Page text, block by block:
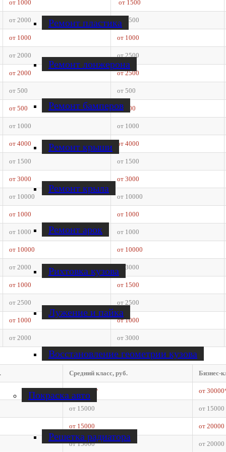
Ремонт пластика
Ремонт лонжерона
Ремонт бамперов
Ремонт крыши
Ремонт крыла
Ремонт арок
Рихтовка кузова
Лужение и пайка
Восстановление геометрии кузова
Покраска авто
Решетка радиатора
от 1000 от 1500
от 2000 от 2500
от 1000 от 1000
от 2000 от 2500
от 2000 от 2500
от 500 от 500
от 500 от 500
от 1000 от 1000
от 4000 от 4000
от 1500 от 1500
от 3000 от 3000
от 10000 от 10000
от 1000 от 1000
от 1000 от 1000
от 10000 от 10000
от 2000 от 3000
от 1000 от 1500
от 2500 от 2500
от 1000 от 1000
от 2000 от 3000
Средний класс, руб. Бизнес-
от 25000* от
от 15000 от 15000
от 15000 от 20000
от 15000 от 20000